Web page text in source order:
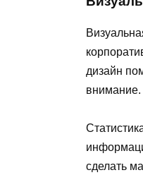
дизайн
внимание.
сделать